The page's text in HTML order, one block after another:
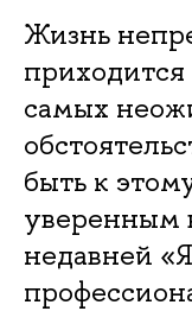
Жизнь
самых
быть к
уверенным
недавней